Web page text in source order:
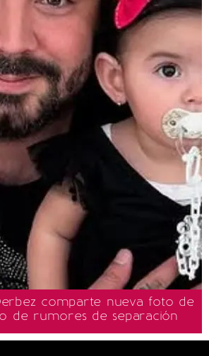
comparte nueva foto de
de rumores de separación